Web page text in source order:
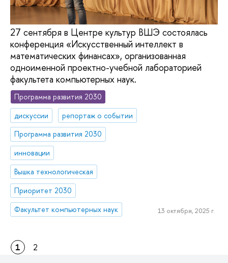
27 сентября в Центре культур ВШЭ состоялась
конференция «Искусственный интеллект в
математических финансах», организованная
одноименной проектно-учебной лабораторией
факультета компьютерных наук.
Программа развития 2030
дискуссии
репортаж о событии
Программа развития 2030
инновации
Вышка технологическая
Приоритет 2030
Факультет компьютерных наук
13 октября, 2025 г.
1 2